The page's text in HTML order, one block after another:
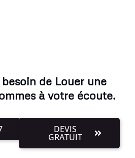
de Louer une
à votre écoute.
DEVIS
GRATUIT